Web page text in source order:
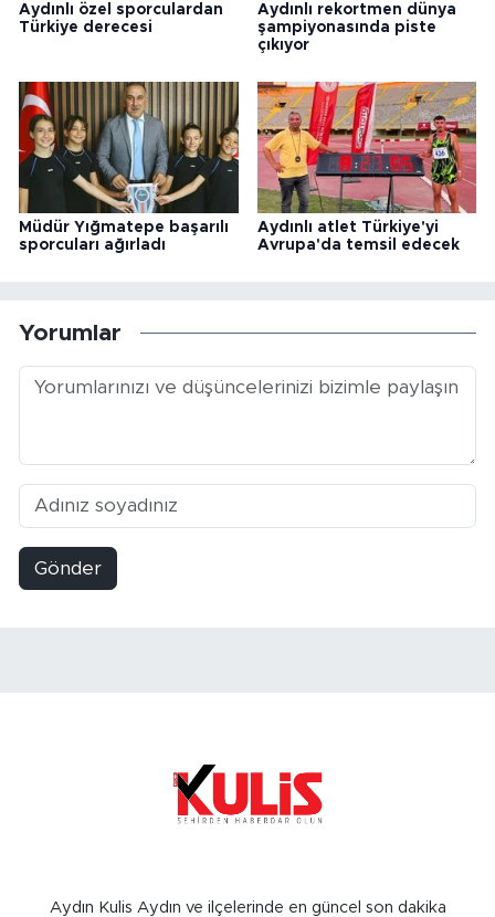
Aydınlı özel sporculardan
Türkiye derecesi
Aydınlı rekortmen dünya
şampiyonasında piste
çıkıyor
Müdür Yığmatepe başarılı
sporcuları ağırladı
Aydınlı atlet Türkiye'yi
Avrupa'da temsil edecek
Yorumlar
Gönder
Aydın Kulis Aydın ve ilçelerinde en güncel son dakika